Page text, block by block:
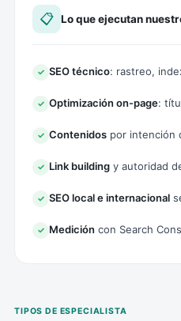
📋 Lo que ejecutan
✓ SEO técnico: rastreo,
✓ Optimización on-page:
✓ Contenidos por intención
✓ Link building y autoridad
✓ SEO local e internacional
✓ Medición con Search
TIPOS DE ESPECIALISTA